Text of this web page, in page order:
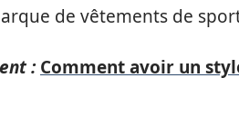
de vêtements de
: Comment avoir un